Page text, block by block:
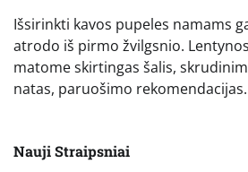
Išsirinkti kavos pupeles namams
atrodo iš pirmo žvilgsnio.
matome skirtingas šalis,
natas, paruošimo rekomendacijas.
Nauji Straipsniai